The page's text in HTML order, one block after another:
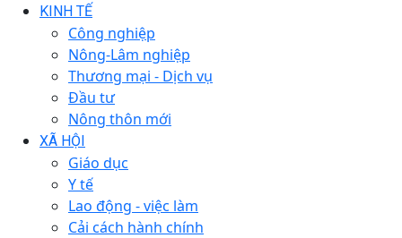
KINH TẾ
Công nghiệp
Nông-Lâm nghiệp
Thương mại - Dịch vụ
Đầu tư
Nông thôn mới
XÃ HỘI
Giáo dục
Y tế
Lao động - việc làm
Cải cách hành chính